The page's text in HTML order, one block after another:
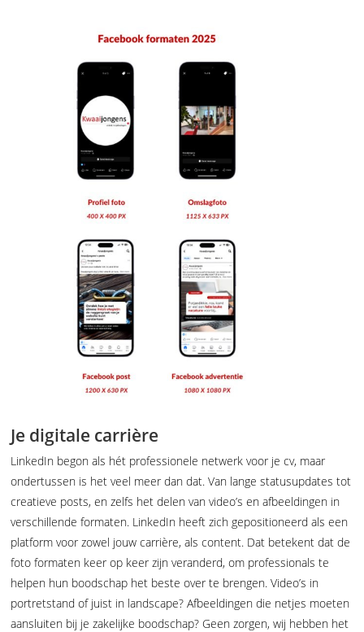
Je digitale carrière
LinkedIn begon als hét professionele netwerk voor je cv, maar
ondertussen is het veel meer dan dat. Van lange statusupdates tot
creatieve posts, en zelfs het delen van video’s en afbeeldingen in
verschillende formaten. LinkedIn heeft zich gepositioneerd als een
platform voor zowel jouw carrière, als content. Dat betekent dat de
foto formaten keer op keer zijn veranderd, om professionals te
helpen hun boodschap het beste over te brengen. Video’s in
portretstand of juist in landscape? Afbeeldingen die netjes moeten
aansluiten bij je zakelijke boodschap? Geen zorgen, wij hebben het